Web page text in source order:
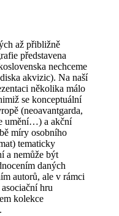
až přibližně
představena
nechceme
akvizic). Na naší
několika málo
se konceptuální
(neoavantgarda,
umění…) a akční
míry osobního
tematicky
a nemůže být
daných
autorů, ale v rámci
hru
kolekce